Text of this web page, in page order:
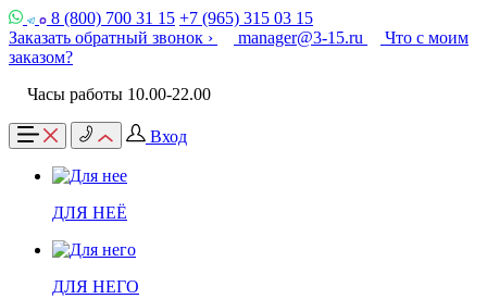
8 (800) 700 31 15 +7 (965) 315 03 15
Заказать обратный звонок ›
manager@3-15.ru
Что с моим
заказом?
Часы работы 10.00-22.00
Вход
ДЛЯ НЕЁ
ДЛЯ НЕГО